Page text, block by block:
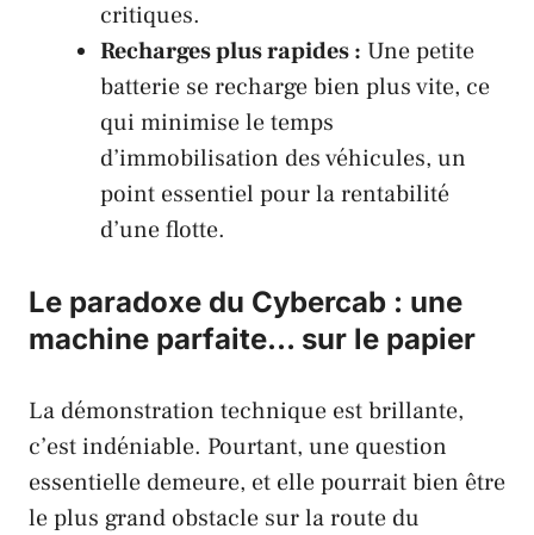
critiques.
Recharges plus rapides : Une petite
batterie se recharge bien plus vite, ce
qui minimise le temps
d’immobilisation des véhicules, un
point essentiel pour la rentabilité
d’une flotte.
Le paradoxe du Cybercab : une
machine parfaite… sur le papier
La démonstration technique est brillante,
c’est indéniable. Pourtant, une question
essentielle demeure, et elle pourrait bien être
le plus grand obstacle sur la route du